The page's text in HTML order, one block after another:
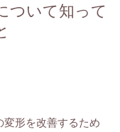
ついて知って
形を改善するため